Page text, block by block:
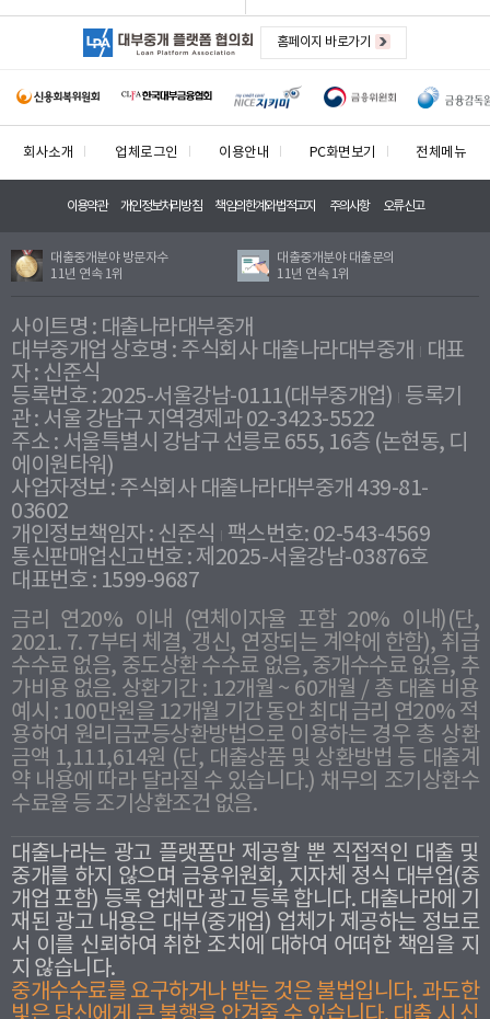
홈페이지 바로가기
회사소개 업체로그인 이용안내 PC화면보기 전체메뉴
이용약관 개인정보처리방침 책임의한계와법적고지 주의사항 오류신고
대출중개분야 방문자수
11년 연속 1위
대출중개분야 대출문의
11년 연속 1위
사이트명 : 대출나라대부중개
대부중개업 상호명 : 주식회사 대출나라대부중개
대표
자 : 신준식
등록번호 : 2025-서울강남-0111(대부중개업) 등록기
관 : 서울 강남구 지역경제과 02-3423-5522
주소 : 서울특별시 강남구 선릉로 655, 16층 (논현동, 디
에이원타워)
사업자정보 : 주식회사 대출나라대부중개 439-81-
03602
개인정보책임자 : 신준식
팩스번호: 02-543-4569
통신판매업신고번호 : 제2025-서울강남-03876호
대표번호 : 1599-9687
금리 연20% 이내 (연체이자율 포함 20% 이내)(단,
2021. 7. 7부터 체결, 갱신, 연장되는 계약에 한함), 취급
수수료 없음, 중도상환 수수료 없음, 중개수수료 없음, 추
가비용 없음. 상환기간 : 12개월 ~ 60개월 / 총 대출 비용
예시 : 100만원을 12개월 기간 동안 최대 금리 연20% 적
용하여 원리금균등상환방법으로 이용하는 경우 총 상환
금액 1,111,614원 (단, 대출상품 및 상환방법 등 대출계
약 내용에 따라 달라질 수 있습니다.) 채무의 조기상환수
수료율 등 조기상환조건 없음.
대출나라는 광고 플랫폼만 제공할 뿐 직접적인 대출 및
중개를 하지 않으며 금융위원회, 지자체 정식 대부업(중
개업 포함) 등록 업체만 광고 등록 합니다. 대출나라에 기
재된 광고 내용은 대부(중개업) 업체가 제공하는 정보로
서 이를 신뢰하여 취한 조치에 대하여 어떠한 책임을 지
지 않습니다.
중개수수료를 요구하거나 받는 것은 불법입니다. 과도한